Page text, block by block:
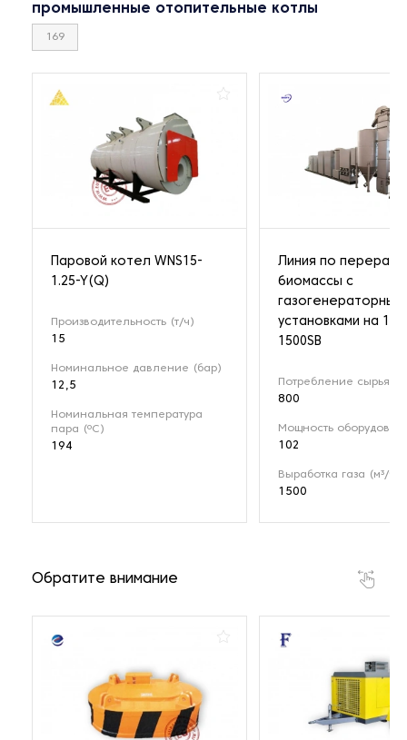
промышленные отопительные котлы
169
Паровой котел WNS15-
1.25-Y(Q)
Производительность (т/ч)
15
Номинальное давление (бар)
12,5
Номинальная температура
пара (ºС)
194
Линия по
биомассы с
установками на 1
1500SB
Потребление сырья
800
Мощность
102
Выработка газа (м³/ч)
1500
Обратите внимание